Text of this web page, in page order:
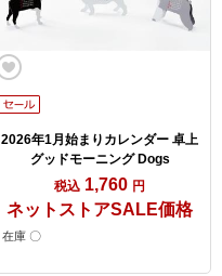
2026年1月始まりカレンダー 卓上
グッドモーニング Dogs
税込 1,760 円
ネットストアSALE価格
在庫 〇